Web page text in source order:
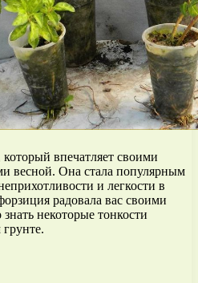
впечатляет своими
весной. Она стала популярным
и легкости в
радовала вас своими
некоторые тонкости